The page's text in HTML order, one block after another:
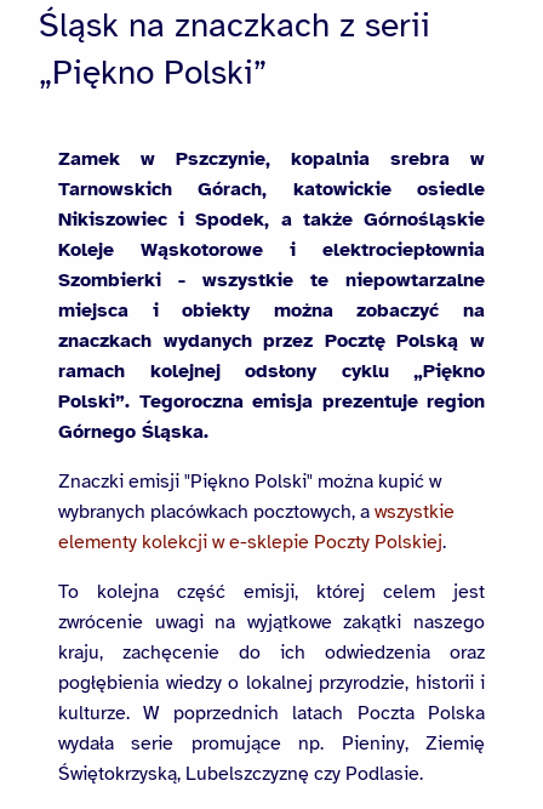
Śląsk na znaczkach z serii
„Piękno Polski”
Zamek w Pszczynie, kopalnia srebra w
Tarnowskich Górach, katowickie osiedle
Nikiszowiec i Spodek, a także Górnośląskie
Koleje Wąskotorowe i elektrociepłownia
Szombierki - wszystkie te niepowtarzalne
miejsca i obiekty można zobaczyć na
znaczkach wydanych przez Pocztę Polską w
ramach kolejnej odsłony cyklu „Piękno
Polski”. Tegoroczna emisja prezentuje region
Górnego Śląska.
Znaczki emisji "Piękno Polski" można kupić w
wybranych placówkach pocztowych, a wszystkie
elementy kolekcji w e-sklepie Poczty Polskiej.
To kolejna część emisji, której celem jest
zwrócenie uwagi na wyjątkowe zakątki naszego
kraju, zachęcenie do ich odwiedzenia oraz
pogłębienia wiedzy o lokalnej przyrodzie, historii i
kulturze. W poprzednich latach Poczta Polska
wydała serie promujące np. Pieniny, Ziemię
Świętokrzyską, Lubelszczyznę czy Podlasie.